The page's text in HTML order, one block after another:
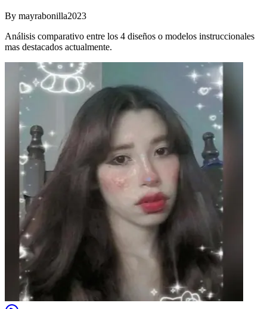
By mayrabonilla2023
Análisis comparativo entre los 4 diseños o modelos instruccionales
mas destacados actualmente.